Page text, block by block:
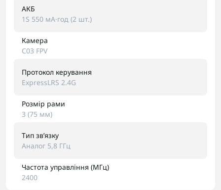
АКБ
1S 550 мА·год (2 шт.)
Камера
C03 FPV
Протокол керування
ExpressLRS 2.4G
Розмір рами
3 (75 мм)
Тип звʼязку
Аналог 5,8 ГГц
Частота управління (МГц)
2400